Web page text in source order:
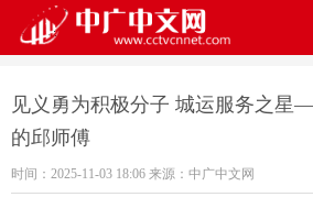
见义勇为积极分子 城运服务之
的邱师傅
时间：2025-11-03 18:06 来源：中广中文网